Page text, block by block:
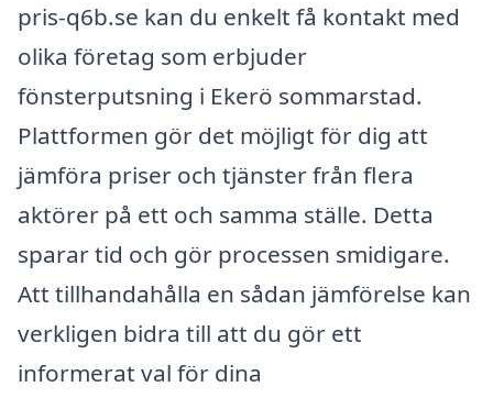
pris-q6b.se kan du enkelt få kontakt med
olika företag som erbjuder
fönsterputsning i Ekerö sommarstad.
Plattformen gör det möjligt för dig att
jämföra priser och tjänster från flera
aktörer på ett och samma ställe. Detta
sparar tid och gör processen smidigare.
Att tillhandahålla en sådan jämförelse kan
verkligen bidra till att du gör ett
informerat val för dina